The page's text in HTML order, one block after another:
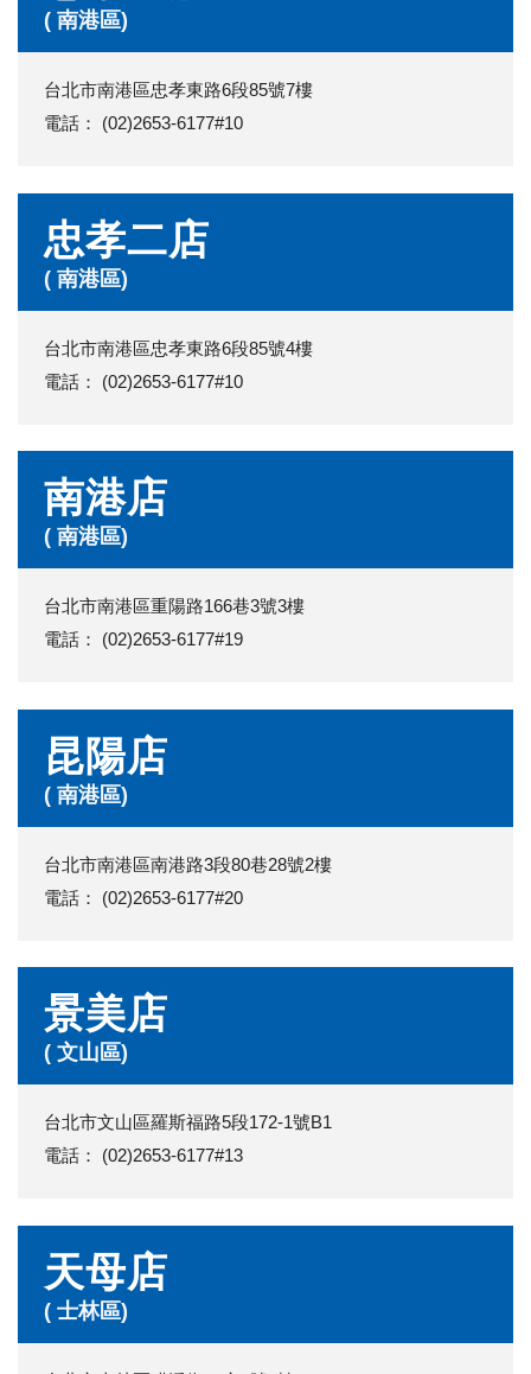
( 南港區)
台北市南港區忠孝東路6段85號7樓
電話： (02)2653-6177#10
忠孝二店
( 南港區)
台北市南港區忠孝東路6段85號4樓
電話： (02)2653-6177#10
南港店
( 南港區)
台北市南港區重陽路166巷3號3樓
電話： (02)2653-6177#19
昆陽店
( 南港區)
台北市南港區南港路3段80巷28號2樓
電話： (02)2653-6177#20
景美店
( 文山區)
台北市文山區羅斯福路5段172-1號B1
電話： (02)2653-6177#13
天母店
( 士林區)